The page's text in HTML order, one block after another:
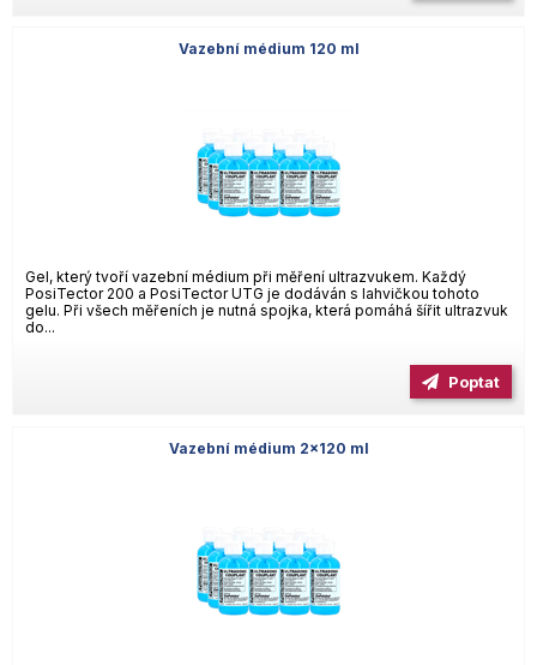
Vazební médium 120 ml
Gel, který tvoří vazební médium při měření ultrazvukem. Každý
PosiTector 200 a PosiTector UTG je dodáván s lahvičkou tohoto
gelu. Při všech měřeních je nutná spojka, která pomáhá šířit ultrazvuk
do...
Poptat
Vazební médium 2x120 ml